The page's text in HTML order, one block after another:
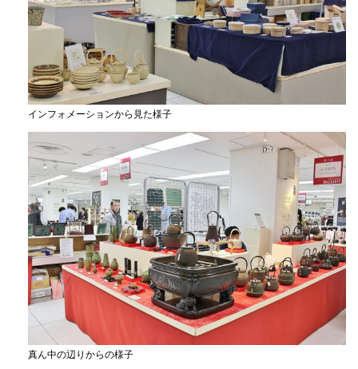
インフォメーションから見た様子
真ん中の辺りからの様子